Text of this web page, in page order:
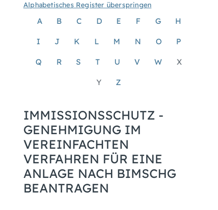
Alphabetisches Register überspringen
A B C D E F G H
I J K L M N O P
Q R S T U V W X
Y Z
IMMISSIONSSCHUTZ -
GENEHMIGUNG IM
VEREINFACHTEN
VERFAHREN FÜR EINE
ANLAGE NACH BIMSCHG
BEANTRAGEN